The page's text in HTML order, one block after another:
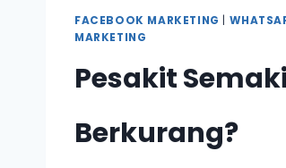
FACEBOOK MARKETING
MARKETING
Pesakit
Berkurang?